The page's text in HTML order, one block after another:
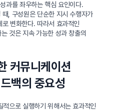
과를 좌우하는 핵심 요인이다.
, 구성원은 단순한 지시 수행자가
변화한다. 따라서 효과적인
것은 지속 가능한 성과 창출의
커뮤니케이션
백의 중요성
적으로 실행하기 위해서는 효과적인